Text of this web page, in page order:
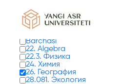
Barchasi
22. Algebra
22.3. Физика
24. Химия
26. География
28.081. Экология